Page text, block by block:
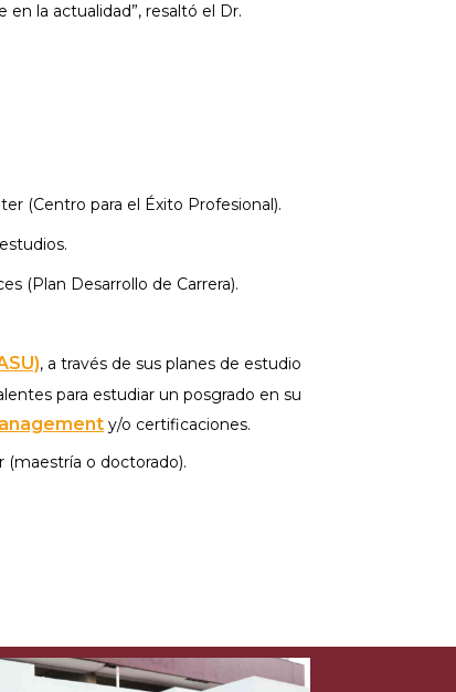
la actualidad”, resaltó el Dr.
(Centro para el Éxito Profesional).
(Plan Desarrollo de Carrera).
, a través de sus planes de estudio
para estudiar un posgrado en su
y/o certificaciones.
(maestría o doctorado).